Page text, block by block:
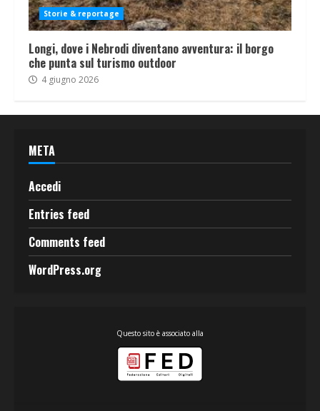
Storie & reportage
Longi, dove i Nebrodi diventano avventura: il borgo
che punta sul turismo outdoor
4 giugno 2026
META
Accedi
Entries feed
Comments feed
WordPress.org
Questo sito è associato alla